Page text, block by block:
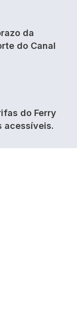
da
do Canal
do Ferry
acessíveis.